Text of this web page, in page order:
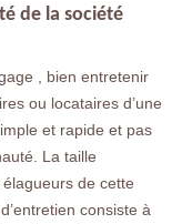
de la société
, bien entretenir
ou locataires d’une
et rapide et pas
La taille
de cette
consiste à